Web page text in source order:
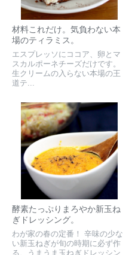
材料これだけ。気負わない本
場のティラミス。
エスプレッソにココア、卵とマ
スカルポーネチーズだけです。
生クリームの入らない本場の王
道テ...
酵素たっぷりまろやか新玉ね
ぎドレッシング。
わが家の春の定番！ 辛味の少な
い新玉ねぎが旬の時期に必ず作
る、うまうま玉ねぎドレッシン